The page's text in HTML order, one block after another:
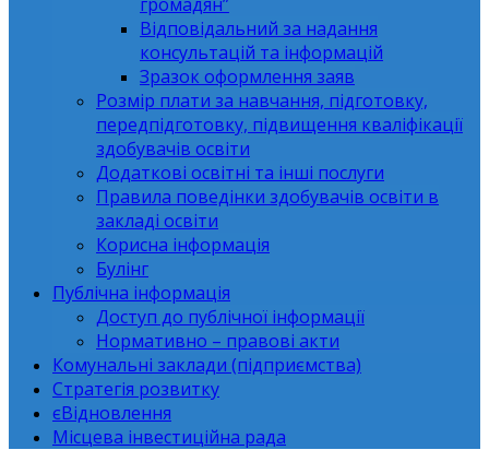
Відповідальний за надання
консультацій та інформацій
Зразок оформлення заяв
Розмір плати за навчання, підготовку,
передпідготовку, підвищення кваліфікації
здобувачів освіти
Додаткові освітні та інші послуги
Правила поведінки здобувачів освіти в
закладі освіти
Корисна інформація
Булінг
Публічна інформація
Доступ до публічної інформації
Нормативно – правові акти
Комунальні заклади (підприємства)
Стратегія розвитку
єВідновлення
Місцева інвестиційна рада